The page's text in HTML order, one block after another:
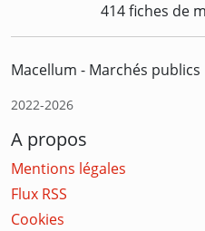
414 fiches de
Macellum - Marchés publics
2022-2026
A propos
Mentions légales
Flux RSS
Cookies